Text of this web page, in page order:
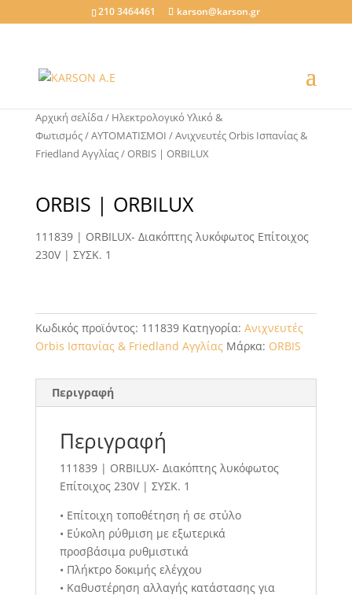
210 3464461 karson@karson.gr
Αρχική σελίδα/ Ηλεκτρολογικό Υλικό &
Φωτισμός/ΑΥΤΟΜΑΤΙΣΜΟΙ /Ανιχνευτές Orbis Ισπανίας &
Friedland Αγγλίας/ ORBIS | ORBILUX
ORBIS | ORBILUX
111839 | ORBILUX- Διακόπτης λυκόφωτος Επίτοιχος
230V | ΣΥΣΚ. 1
Κωδικός προϊόντος: 111839 Κατηγορία: Ανιχνευτές
Orbis Ισπανίας & Friedland Αγγλίας Μάρκα: ORBIS
Περιγραφή
Περιγραφή
111839 | ORBILUX- Διακόπτης λυκόφωτος
Επίτοιχος 230V | ΣΥΣΚ. 1
• Επίτοιχη τοποθέτηση ή σε στύλο
• Εύκολη ρύθμιση με εξωτερικά
προσβάσιμα ρυθμιστικά
• Πλήκτρο δοκιμής ελέγχου
• Καθυστέρηση αλλαγής κατάστασης για